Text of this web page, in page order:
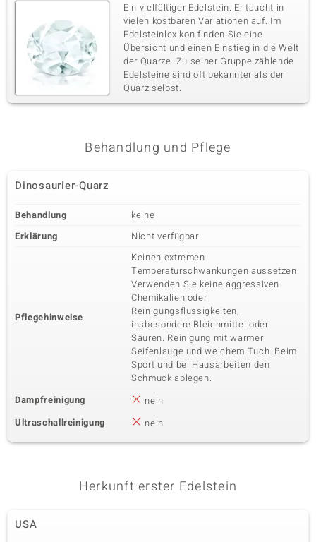
Ein vielfältiger Edelstein. Er taucht in
vielen kostbaren Variationen auf. Im
Edelsteinlexikon finden Sie eine
Übersicht und einen Einstieg in die Welt
der Quarze. Zu seiner Gruppe zählende
Edelsteine sind oft bekannter als der
Quarz selbst.
Behandlung und Pflege
Dinosaurier-Quarz
Behandlung
keine
Erklärung
Nicht verfügbar
Pflegehinweise
Keinen extremen
Temperaturschwankungen aussetzen.
Verwenden Sie keine aggressiven
Chemikalien oder
Reinigungsflüssigkeiten,
insbesondere Bleichmittel oder
Säuren. Reinigung mit warmer
Seifenlauge und weichem Tuch. Beim
Sport und bei Hausarbeiten den
Schmuck ablegen.
Dampfreinigung
nein
Ultraschallreinigung
nein
Herkunft erster Edelstein
USA